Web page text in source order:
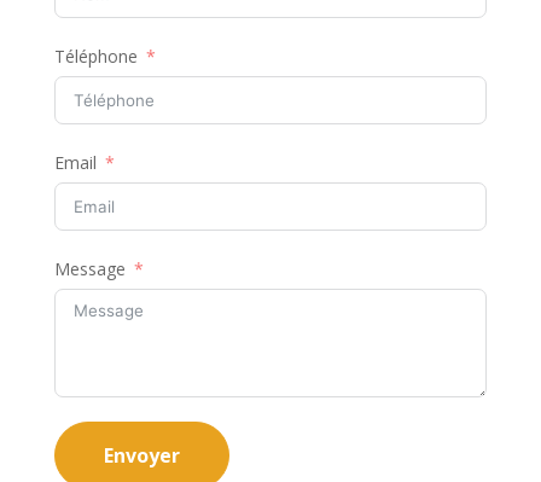
Téléphone
Email
Message
Envoyer